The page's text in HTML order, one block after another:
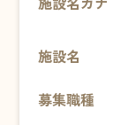
施設名
募集職種